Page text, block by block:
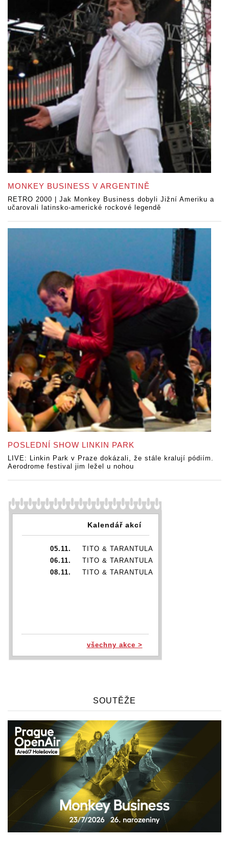
MONKEY BUSINESS V ARGENTINĚ
RETRO 2000 | Jak Monkey Business dobyli Jižní Ameriku a
učarovali latinsko-americké rockové legendě
POSLEDNÍ SHOW LINKIN PARK
LIVE: Linkin Park v Praze dokázali, že stále kralují pódiím.
Aerodrome festival jim ležel u nohou
Kalendář akcí
05.11.
TITO & TARANTULA
06.11.
TITO & TARANTULA
08.11.
TITO & TARANTULA
všechny akce >
SOUTĚŽE